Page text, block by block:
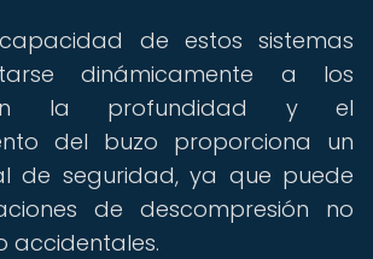
de estos sistemas
dinámicamente a los
la profundidad y el
del buzo proporciona un
de seguridad, ya que puede
de descompresión no
accidentales.